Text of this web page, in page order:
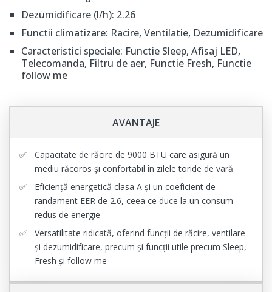
Dezumidificare (l/h): 2.26
Functii climatizare: Racire, Ventilatie, Dezumidificare
Caracteristici speciale: Functie Sleep, Afisaj LED,
Telecomanda, Filtru de aer, Functie Fresh, Functie
follow me
AVANTAJE
Capacitate de răcire de 9000 BTU care asigură un
mediu răcoros și confortabil în zilele toride de vară
Eficiență energetică clasa A și un coeficient de
randament EER de 2.6, ceea ce duce la un consum
redus de energie
Versatilitate ridicată, oferind funcții de răcire, ventilare
și dezumidificare, precum și funcții utile precum Sleep,
Fresh și follow me